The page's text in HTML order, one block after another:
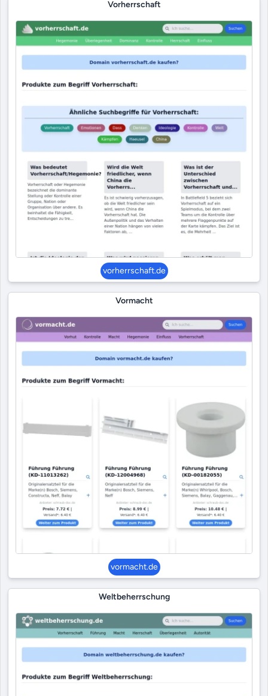
Vorherrschaft
vorherrschaft.de
Vormacht
vormacht.de
Weltbeherrschung